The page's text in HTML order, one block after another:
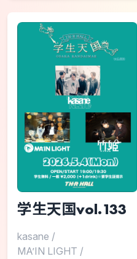
学生天国vol.133
kasane /
MA’IN LIGHT /